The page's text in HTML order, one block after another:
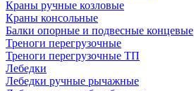
Краны ручные козловые
Краны консольные
Балки опорные и подвесные концевые
Треноги перегрузочные
Треноги перегрузочные ТП
Лебедки
Лебедки ручные рычажные